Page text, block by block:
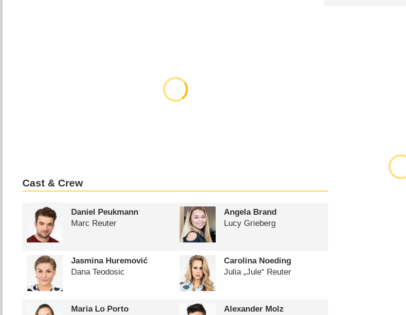
Cast & Crew
Daniel Peukmann
Marc Reuter
Angela Brand
Lucy Grieberg
Jasmina Huremović
Dana Teodosic
Carolina Noeding
Julia „Jule“ Reuter
Maria Lo Porto
Alexander Molz